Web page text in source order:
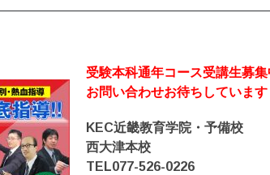
受験本科通年コース受講生募集
お問い合わせお待ちしています
KEC近畿教育学院・予備校
西大津本校
TEL077-526-0226